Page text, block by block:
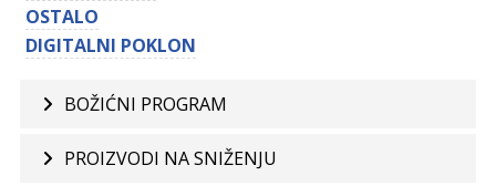
OSTALO
DIGITALNI POKLON
BOŽIĆNI PROGRAM
PROIZVODI NA SNIŽENJU